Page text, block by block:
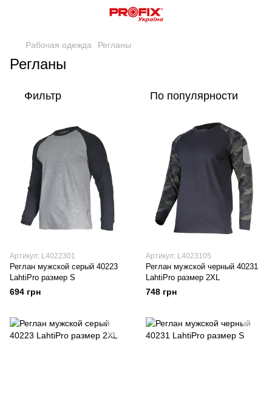
Рабочая одежда Регланы
Регланы
Фильтр По популярности
Артикул: L4022301
Реглан мужской серый 40223
LahtiPro размер S
694 грн
Артикул: L4023105
Реглан мужской черный 40231
LahtiPro размер 2XL
748 грн